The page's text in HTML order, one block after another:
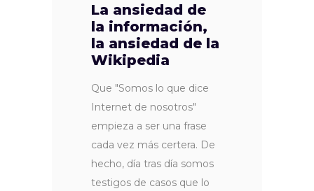
La ansiedad de
la información,
la ansiedad de la
Wikipedia
Que "Somos lo que dice
Internet de nosotros"
empieza a ser una frase
cada vez más certera. De
hecho, día tras día somos
testigos de casos que lo